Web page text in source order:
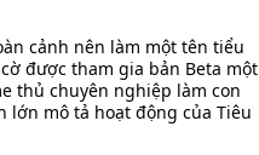
cảnh nên làm một tên tiểu
được tham gia bản Beta một
thủ chuyên nghiệp làm con
lớn mô tả hoạt động của Tiêu